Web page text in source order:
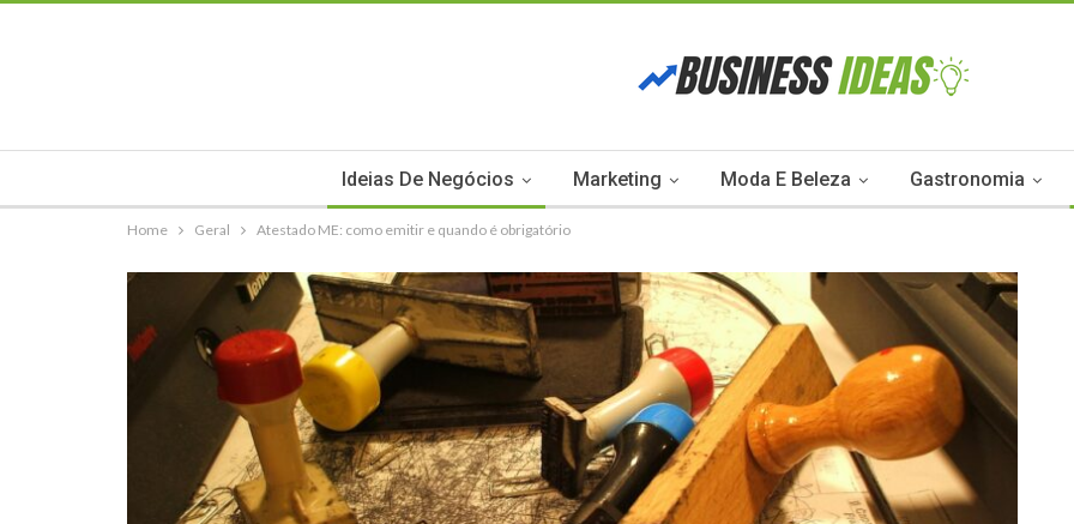
Ideias De Negócios Marketing Moda E Beleza Gastronomia
Home Geral Atestado ME: como emitir e quando é obrigatório